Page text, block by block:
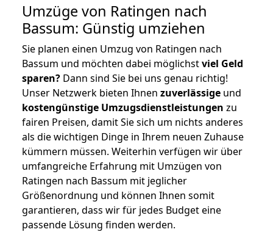
Umzüge von Ratingen nach
Bassum: Günstig umziehen
Sie planen einen Umzug von Ratingen nach
Bassum und möchten dabei möglichstviel Geld
sparen? Dann sind Sie bei uns genau richtig!
Unser Netzwerk bieten Ihnen zuverlässige und
kostengünstige Umzugsdienstleistungen zu
fairen Preisen, damit Sie sich um nichts anderes
als die wichtigen Dinge in Ihrem neuen Zuhause
kümmern müssen. Weiterhin verfügen wir über
umfangreiche Erfahrung mit Umzügen von
Ratingen nach Bassum mit jeglicher
Größenordnung und können Ihnen somit
garantieren, dass wir für jedes Budget eine
passende Lösung finden werden.